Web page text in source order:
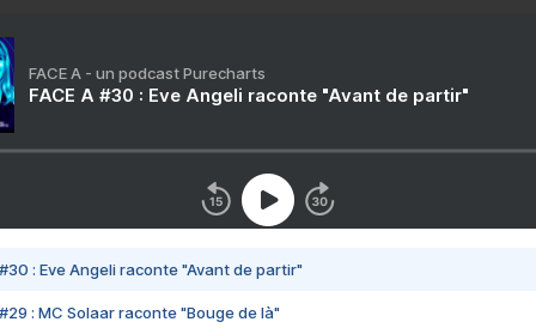
FACE A - un podcast Purecharts
FACE A #30 : Eve Angeli raconte "Avant de partir"
#30 : Eve Angeli raconte "Avant de partir"
#29 : MC Solaar raconte "Bouge de là"